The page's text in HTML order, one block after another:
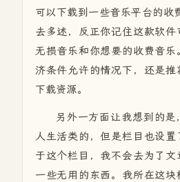
可以下载到一些音乐平台的收
去多述，反正你记住这款软件
无损音乐和你想要的收费音
济条件允许的情况下，还是
下载资源。
另外一方面让我想到的
人生活类的，但是栏目也设
于这个栏目，我不会去为了文
一些无用的东西。我所在这